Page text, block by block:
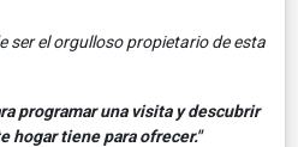
ser el orgulloso propietario de esta
programar una visita y descubrir
hogar tiene para ofrecer."